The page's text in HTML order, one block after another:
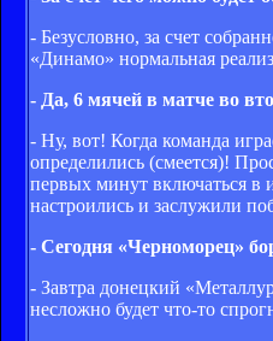
- Безусловно, за счет
«Динамо» нормальная
- Да, 6 мячей в матче во
- Ну, вот! Когда команда
определились (смеется)!
первых минут включаться в
настроились и заслужили
- Сегодня «Черноморец»
- Завтра донецкий
несложно будет что-то